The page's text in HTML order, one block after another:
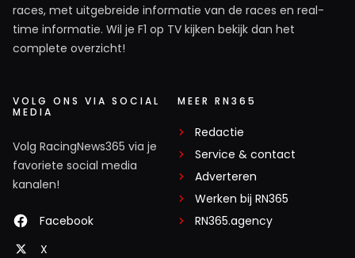
races, met uitgebreide informatie van de races en real-
time informatie. Wil je F1 op TV kijken bekijk dan het
complete overzicht!
VOLG ONS VIA SOCIAL
MEDIA
Volg RacingNews365 via je
favoriete social media
kanalen!
Facebook
X
MEER RN365
Redactie
Service & contact
Adverteren
Werken bij RN365
RN365.agency